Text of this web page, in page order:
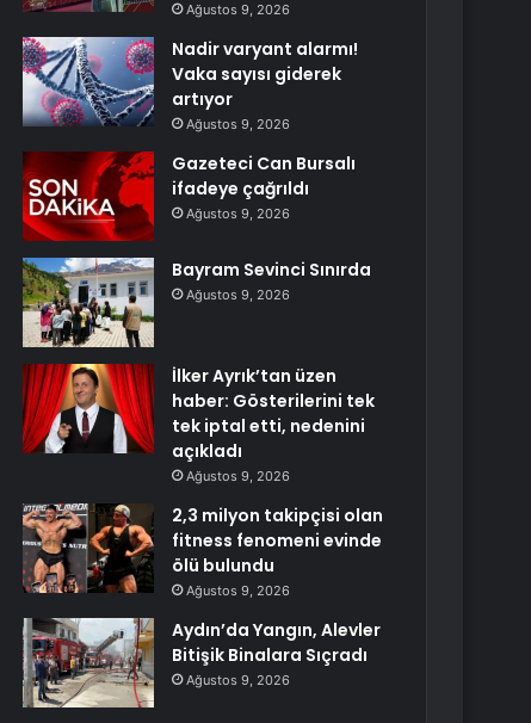
Ağustos 9, 2026
Nadir varyant alarmı!
Vaka sayısı giderek
artıyor
Ağustos 9, 2026
Gazeteci Can Bursalı
ifadeye çağrıldı
Ağustos 9, 2026
Bayram Sevinci Sınırda
Ağustos 9, 2026
İlker Ayrık’tan üzen
haber: Gösterilerini tek
tek iptal etti, nedenini
açıkladı
Ağustos 9, 2026
2,3 milyon takipçisi olan
fitness fenomeni evinde
ölü bulundu
Ağustos 9, 2026
Aydın’da Yangın, Alevler
Bitişik Binalara Sıçradı
Ağustos 9, 2026